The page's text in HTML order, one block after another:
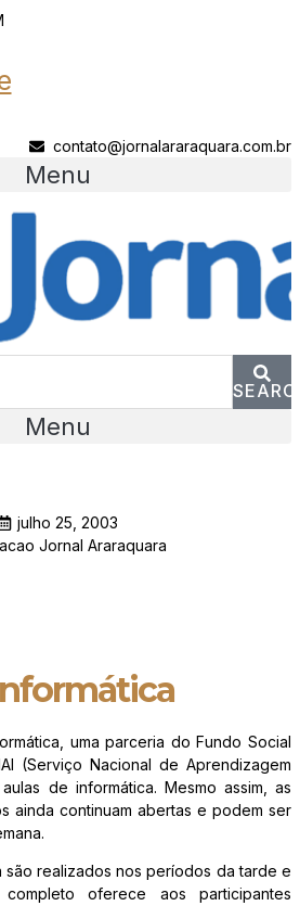
contato@jornalararaquara.com.br
Menu
Menu
julho 25, 2003
Jornal Araraquara
uma parceria do Fundo Social
(Serviço Nacional de Aprendizagem
de informática. Mesmo assim, as
ainda continuam abertas e podem ser
são realizados nos períodos da tarde e
oferece aos participantes